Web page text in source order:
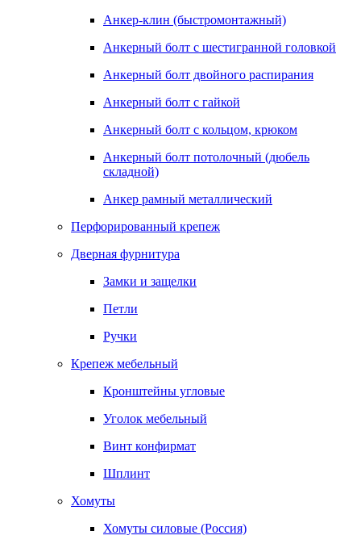
Анкер-клин (быстромонтажный)
Анкерный болт с шестигранной головкой
Анкерный болт двойного распирания
Анкерный болт с гайкой
Анкерный болт с кольцом, крюком
Анкерный болт потолочный (дюбель
складной)
Анкер рамный металлический
Перфорированный крепеж
Дверная фурнитура
Замки и защелки
Петли
Ручки
Крепеж мебельный
Кронштейны угловые
Уголок мебельный
Винт конфирмат
Шплинт
Хомуты
Хомуты силовые (Россия)